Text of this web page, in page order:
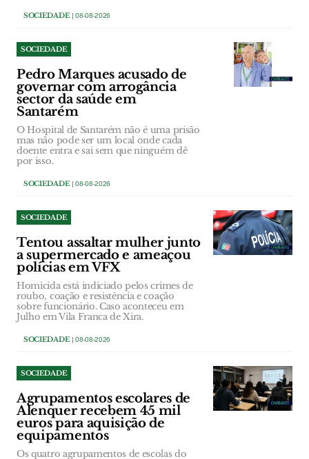
SOCIEDADE| 08-08-2026
SOCIEDADE
Pedro Marques acusado de
governar com arrogância
sector da saúde em
Santarém
O Hospital de Santarém não é uma prisão
mas não pode ser um local onde cada
doente entra e sai sem que ninguém dê
por isso.
SOCIEDADE| 08-08-2026
SOCIEDADE
Tentou assaltar mulher junto
a supermercado e ameaçou
polícias em VFX
Homicida está indiciado pelos crimes de
roubo, coação e resistência e coação
sobre funcionário. Caso aconteceu em
Julho em Vila Franca de Xira.
SOCIEDADE| 08-08-2026
SOCIEDADE
Agrupamentos escolares de
Alenquer recebem 45 mil
euros para aquisição de
equipamentos
Os quatro agrupamentos de escolas do